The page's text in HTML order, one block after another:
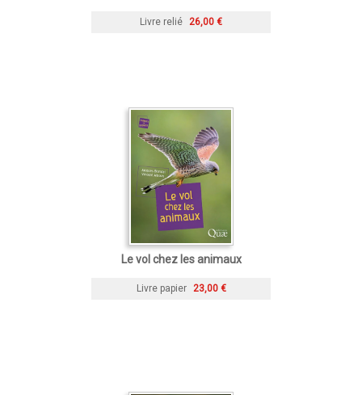
Livre relié 26,00 €
Le vol chez les animaux
Livre papier 23,00 €